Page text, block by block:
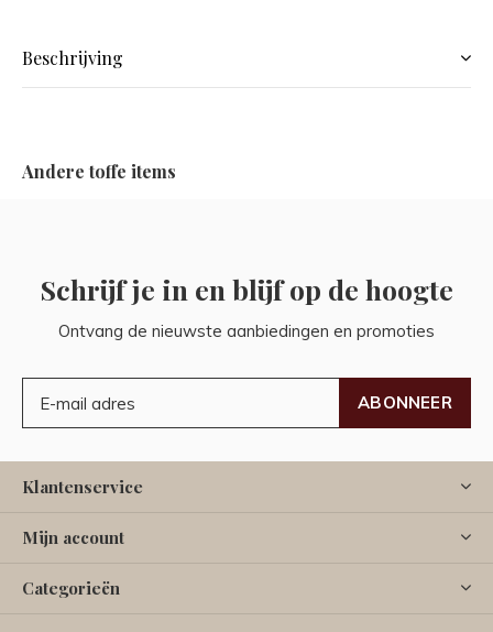
Beschrijving
Andere toffe items
Schrijf je in en blijf op de hoogte
Ontvang de nieuwste aanbiedingen en promoties
ABONNEER
Klantenservice
Mijn account
Categorieën